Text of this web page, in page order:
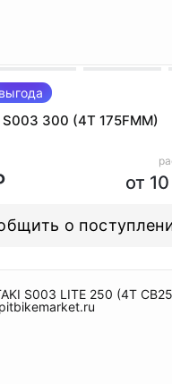
300 (4T 175FMM)
от
о